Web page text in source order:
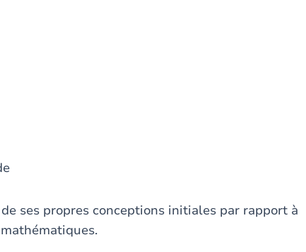
ses propres conceptions initiales par rapport à